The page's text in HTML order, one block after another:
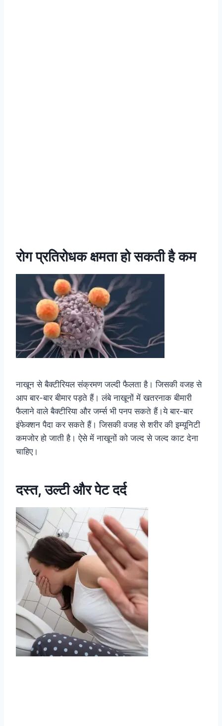
रोग प्रतिरोधक क्षमता हो सकती है कम
नाखून से बैक्टीरियल संक्रमण जल्दी फैलता है। जिसकी वजह से
आप बार-बार बीमार पड़ते हैं। लंबे नाखूनों में खतरनाक बीमारी
फैलाने वाले बैक्टीरिया और जर्म्स भी पनप सकते हैं।ये बार-बार
इंफेक्शन पैदा कर सकते हैं। जिसकी वजह से शरीर की इम्यूनिटी
कमजोर हो जाती है। ऐसे में नाखूनों को जल्द से जल्द काट देना
चाहिए।
दस्त, उल्टी और पेट दर्द